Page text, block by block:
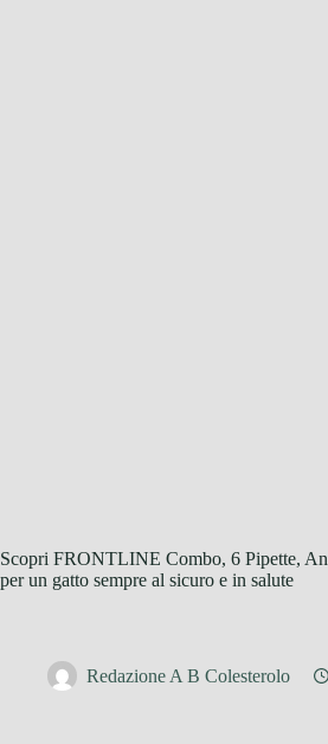
Scopri FRONTLINE Combo, 6 Pipette,
per un gatto sempre al sicuro e in salute
Redazione A B Colesterolo